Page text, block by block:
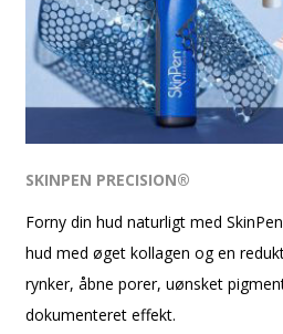
SKINPEN PRECISION®
Forny din hud naturligt med
hud med øget kollagen og en
rynker, åbne porer, uønsket
dokumenteret effekt.